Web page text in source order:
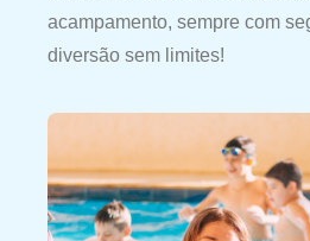
acampamento, sempre com
diversão sem limites!